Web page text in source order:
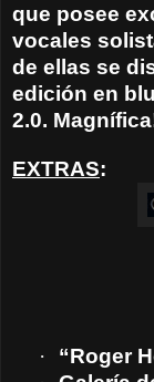
que posee
vocales
de ellas se
edición en
2.0.
EXTRAS:
·
“Roger